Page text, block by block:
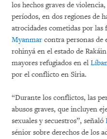
los hechos graves de
períodos, en dos regiones de
atrocidades cometidas por las
Myanmar contra personas de
rohinyá en el estado de
mayores refugiados en el
por el conflicto en Siria.
“Durante los conflictos, las
abusos graves, que incluyen
sexuales y secuestros”, señaló
sénior sobre derechos de los